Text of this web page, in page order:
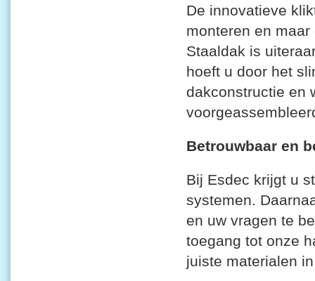
De innovatieve
monteren en
Staaldak is
hoeft u door het
dakconstructie en
Betrouwbaar en
Bij Esdec krijgt u
systemen.
en uw vragen te
toegang tot onze
juiste materialen